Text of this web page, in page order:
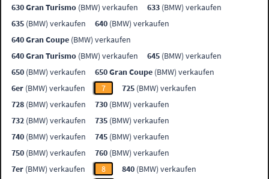
630 Gran Turismo (BMW) verkaufen 633 (BMW) verkaufen
635 (BMW) verkaufen 640 (BMW) verkaufen
640 Gran Coupe (BMW) verkaufen
640 Gran Turismo (BMW) verkaufen 645 (BMW) verkaufen
650 (BMW) verkaufen 650 Gran Coupe (BMW) verkaufen
6er (BMW) verkaufen 7 725 (BMW) verkaufen
728 (BMW) verkaufen 730 (BMW) verkaufen
732 (BMW) verkaufen 735 (BMW) verkaufen
740 (BMW) verkaufen 745 (BMW) verkaufen
750 (BMW) verkaufen 760 (BMW) verkaufen
7er (BMW) verkaufen 8 840 (BMW) verkaufen